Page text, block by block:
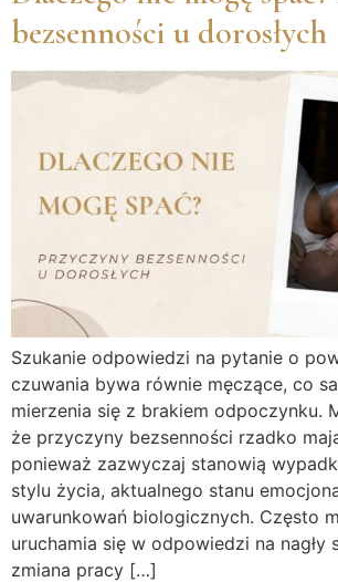
bezsenności u dorosłych
Szukanie odpowiedzi na pytanie o
czuwania bywa równie męczące, co
mierzenia się z brakiem odpoczynku.
że przyczyny bezsenności rzadko
ponieważ zazwyczaj stanowią
stylu życia, aktualnego stanu
uwarunkowań biologicznych. Często
uruchamia się w odpowiedzi na nagły
zmiana pracy […]